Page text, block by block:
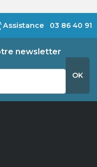
Assistance 03 86 40 91
newsletter
OK